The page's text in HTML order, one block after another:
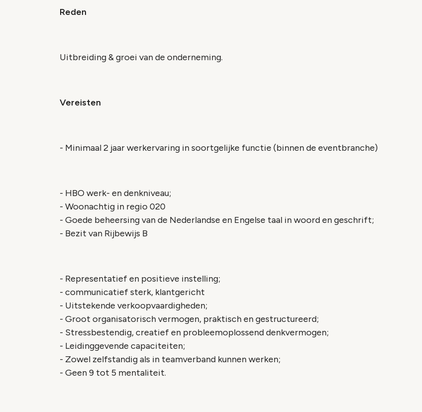
Reden
Uitbreiding & groei van de onderneming.
Vereisten
- Minimaal 2 jaar werkervaring in soortgelijke functie (binnen de eventbranche)
- HBO werk- en denkniveau;
- Woonachtig in regio 020
- Goede beheersing van de Nederlandse en Engelse taal in woord en geschrift;
- Bezit van Rijbewijs B
- Representatief en positieve instelling;
- communicatief sterk, klantgericht
- Uitstekende verkoopvaardigheden;
- Groot organisatorisch vermogen, praktisch en gestructureerd;
- Stressbestendig, creatief en probleemoplossend denkvermogen;
- Leidinggevende capaciteiten;
- Zowel zelfstandig als in teamverband kunnen werken;
- Geen 9 tot 5 mentaliteit.